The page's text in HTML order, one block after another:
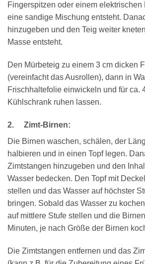
Fingerspitzen oder einem elektrischen
eine sandige Mischung entsteht.
hinzugeben und den Teig weiter
Masse entsteht.
Den Mürbeteig zu einem 3 cm dicken
(vereinfacht das Ausrollen), dann in
Frischhaltefolie einwickeln und für ca.
Kühlschrank ruhen lassen.
2. Zimt-Birnen:
Die Birnen waschen, schälen, der
halbieren und in einen Topf legen.
Zimtstangen hinzugeben und den
Wasser bedecken. Den Topf mit
stellen und das Wasser auf höchster
bringen. Sobald das Wasser zu
auf mittlere Stufe stellen und die
Minuten, je nach Größe der Birnen
Die Zimtstangen entfernen und das